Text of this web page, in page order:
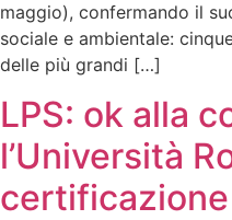
maggio), confermando il
sociale e ambientale:
delle più grandi […]
LPS: ok alla
l’Università